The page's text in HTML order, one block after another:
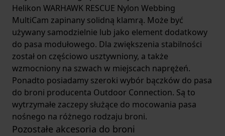
Helikon WARHAWK RESCUE Nylon Webbing
MultiCam zapinany solidną klamrą. Może być
używany samodzielnie lub jako element dodatkowy
do pasa modułowego. Dla zwiększenia stabilności
został on częściowo usztywniony, a także
wzmocniony na szwach w miejscach naprężeń.
Ponadto posiadamy szeroki wybór bączków do pasa
do broni producenta Outdoor Connection. Są to
wytrzymałe zaczepy służące do mocowania pasa
nośnego na różnego rodzaju broni.
Pozostałe akcesoria do broni